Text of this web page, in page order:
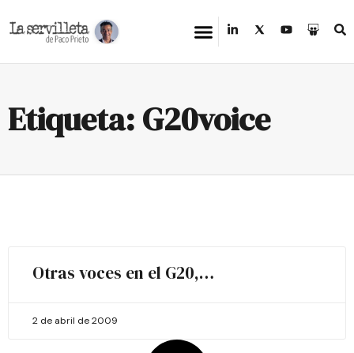
Etiqueta: G20voice
Otras voces en el G20,…
2 de abril de 2009